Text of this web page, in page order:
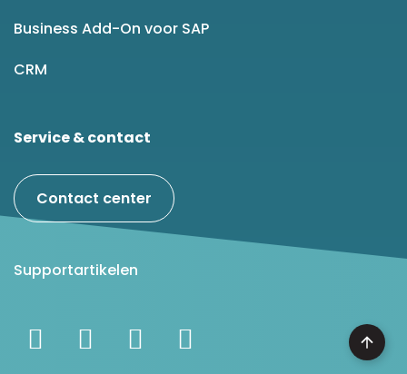
Business Add-On voor SAP
CRM
Service & contact
Contact center
Supportartikelen